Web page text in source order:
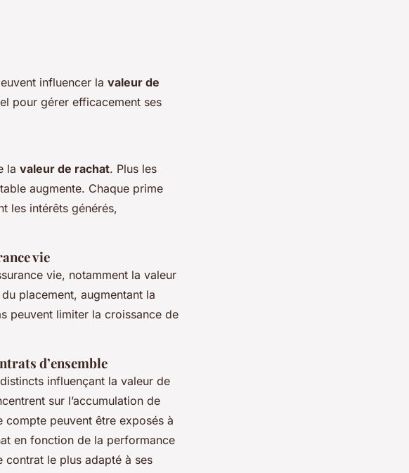
influencer la valeur de
pour gérer efficacement ses
la valeur de rachat. Plus les
augmente. Chaque prime
les intérêts générés,
vie
vie, notamment la valeur
placement, augmentant la
peuvent limiter la croissance de
d’ensemble
influençant la valeur de
sur l’accumulation de
compte peuvent être exposés à
en fonction de la performance
le plus adapté à ses